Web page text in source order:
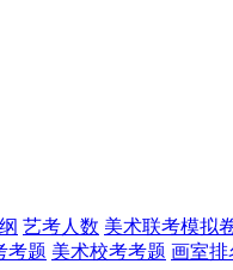
艺考人数 美术联考模拟
考题 美术校考考题 画室排